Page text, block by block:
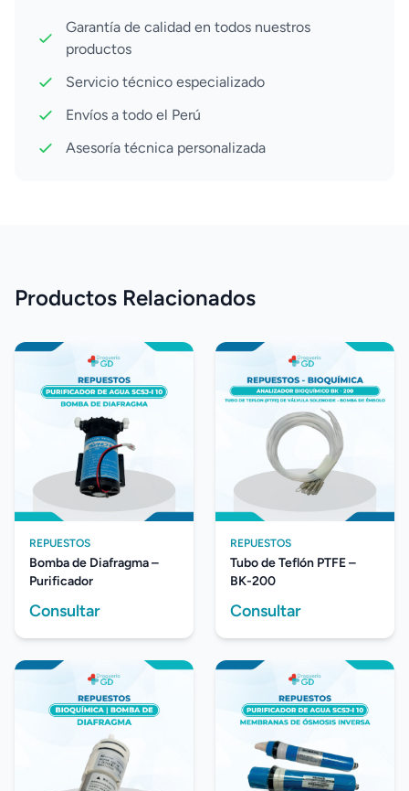
Garantía de calidad en todos nuestros
productos
Servicio técnico especializado
Envíos a todo el Perú
Asesoría técnica personalizada
Productos Relacionados
REPUESTOS
Bomba de Diafragma –
Purificador
Consultar
REPUESTOS
Tubo de Teflón PTFE –
BK-200
Consultar